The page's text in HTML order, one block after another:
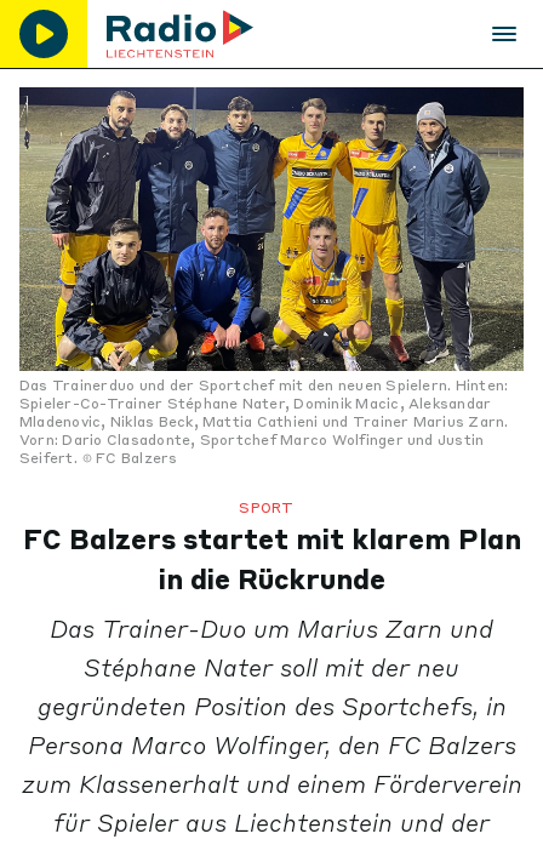
Das Trainerduo und der Sportchef mit den neuen Spielern. Hinten:
Spieler-Co-Trainer Stéphane Nater, Dominik Macic, Aleksandar
Mladenovic, Niklas Beck, Mattia Cathieni und Trainer Marius Zarn.
Vorn: Dario Clasadonte, Sportchef Marco Wolfinger und Justin
Seifert.
FC Balzers
SPORT
FC Balzers startet mit klarem Plan
in die Rückrunde
Das Trainer-Duo um Marius Zarn und
Stéphane Nater soll mit der neu
gegründeten Position des Sportchefs, in
Persona Marco Wolfinger, den FC Balzers
zum Klassenerhalt und einem Förderverein
für Spieler aus Liechtenstein und der